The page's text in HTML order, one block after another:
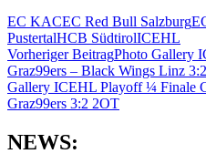
EC KACEC Red Bull Salzburg
PustertalHCB SüdtirolICEHL
Beitragsnavigation
Vorheriger BeitragPhoto Gallery
Graz99ers – Black Wings Linz
Gallery ICEHL Playoff ¼ Finale
Graz99ers 3:2 2OT
NEWS: